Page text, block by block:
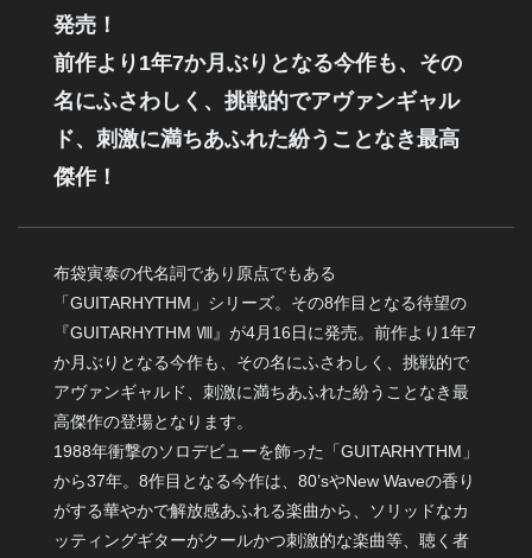
発売！
前作より1年7か月ぶりとなる今作も、その
名にふさわしく、挑戦的でアヴァンギャル
ド、刺激に満ちあふれた紛うことなき最高
傑作！
布袋寅泰の代名詞であり原点でもある
「GUITARHYTHM」シリーズ。その8作目となる待望の
『GUITARHYTHM Ⅷ』が4月16日に発売。前作より1年7
か月ぶりとなる今作も、その名にふさわしく、挑戦的で
アヴァンギャルド、刺激に満ちあふれた紛うことなき最
高傑作の登場となります。
1988年衝撃のソロデビューを飾った「GUITARHYTHM」
から37年。8作目となる今作は、80’sやNew Waveの香り
がする華やかで解放感あふれる楽曲から、ソリッドなカ
ッティングギターがクールかつ刺激的な楽曲等、聴く者